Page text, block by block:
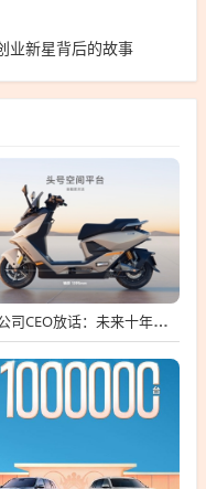
业新星背后的故事
九号公司CEO放话：未来十年电动车要超越燃油车